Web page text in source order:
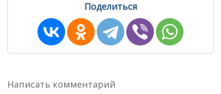
Поделиться
Написать комментарий